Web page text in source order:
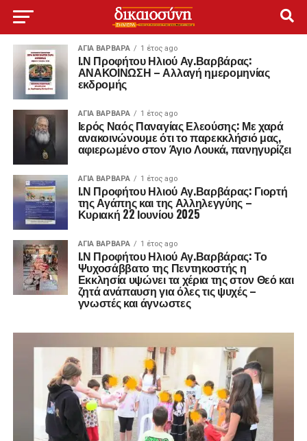
ΑΓΙΑ ΒΑΡΒΑΡΑ 1 έτος ago
Ι.Ν Προφήτου Ηλιού Αγ.Βαρβάρας:
ΑΝΑΚΟΙΝΩΣΗ – Αλλαγή ημερομηνίας
εκδρομής
ΑΓΙΑ ΒΑΡΒΑΡΑ 1 έτος ago
Ιερός Ναός Παναγίας Ελεούσης: Με χαρά
ανακοινώνουμε ότι το παρεκκλήσιό μας,
αφιερωμένο στον Άγιο Λουκά, πανηγυρίζει
ΑΓΙΑ ΒΑΡΒΑΡΑ 1 έτος ago
Ι.Ν Προφήτου Ηλιού Αγ.Βαρβάρας: Γιορτή
της Αγάπης και της Αλληλεγγύης –
Κυριακή 22 Ιουνίου 2025
ΑΓΙΑ ΒΑΡΒΑΡΑ 1 έτος ago
Ι.Ν Προφήτου Ηλιού Αγ.Βαρβάρας: Το
Ψυχοσάββατο της Πεντηκοστής η
Εκκλησία υψώνει τα χέρια της στον Θεό και
ζητά ανάπαυση για όλες τις ψυχές –
γνωστές και άγνωστες